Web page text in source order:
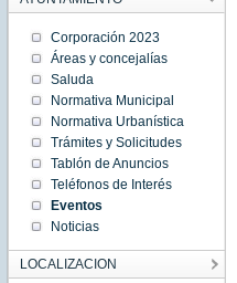
Corporación 2023
Áreas y concejalías
Saluda
Normativa Municipal
Normativa Urbanística
Trámites y Solicitudes
Tablón de Anuncios
Teléfonos de Interés
Eventos
Noticias
LOCALIZACION